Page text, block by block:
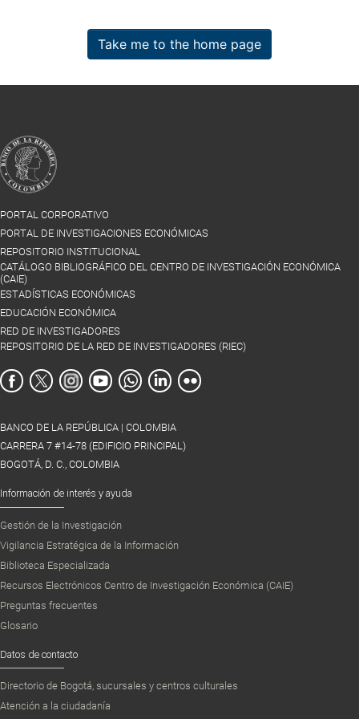
Take me to the home page
PORTAL CORPORATIVO
PORTAL DE INVESTIGACIONES ECONÓMICAS
REPOSITORIO INSTITUCIONAL
CATÁLOGO BIBLIOGRÁFICO DEL CENTRO DE INVESTIGACIÓN ECONÓMICA
(CAIE)
ESTADÍSTICAS ECONÓMICAS
EDUCACIÓN ECONÓMICA
RED DE INVESTIGADORES
REPOSITORIO DE LA RED DE INVESTIGADORES (RIEC)
BANCO DE LA REPÚBLICA | COLOMBIA
CARRERA 7 #14-78 (EDIFICIO PRINCIPAL)
BOGOTÁ, D. C., COLOMBIA
Información de interés y ayuda
Gestión de la Investigación
Vigilancia Estratégica de la Información
Biblioteca Especializada
Recursos Electrónicos Centro de Investigación Económica (CAIE)
Preguntas frecuentes
Glosario
Datos de contacto
Directorio de Bogotá, sucursales y centros culturales
Atención a la ciudadanía